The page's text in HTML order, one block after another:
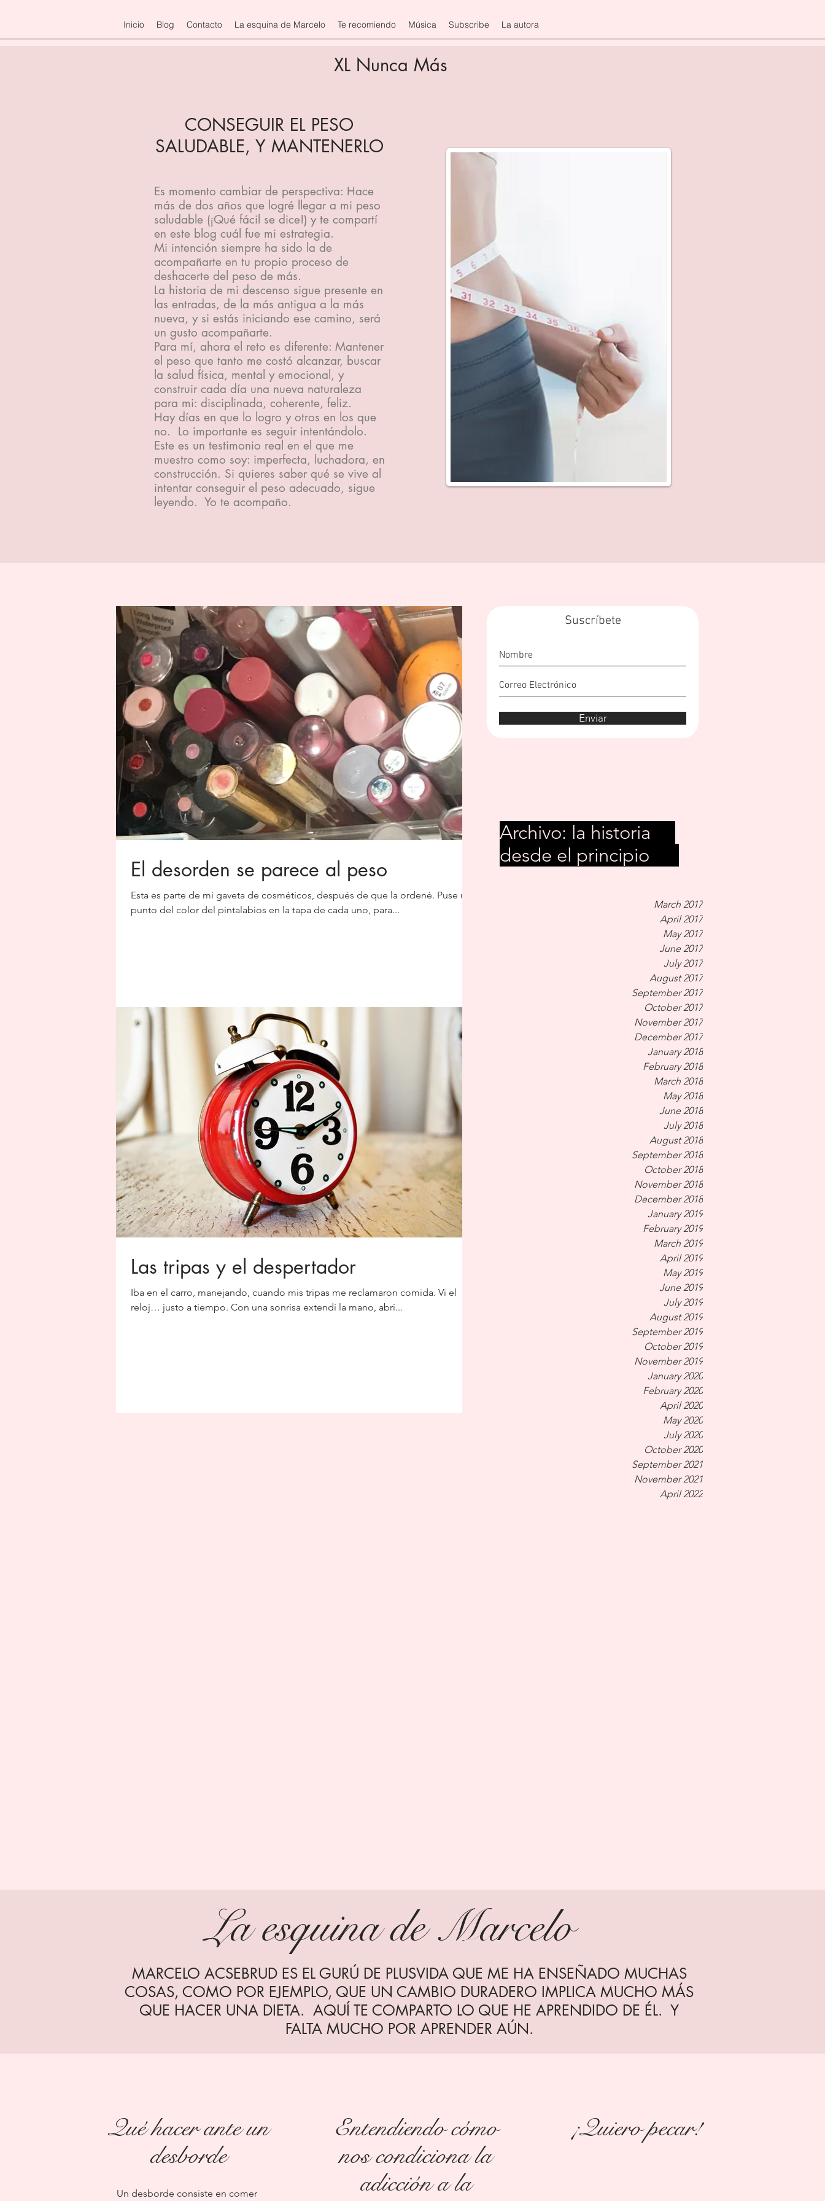
Inicio Blog Contacto La esquina de Marcelo Te recomiendo Música Subscribe La autora
XL Nunca Más
CONSEGUIR EL PESO
SALUDABLE, Y MANTENERLO
Es momento cambiar de perspectiva: Hace
más de dos años que logré llegar a mi peso
saludable (¡Qué fácil se dice!) y te compartí
en este blog cuál fue mi estrategia.
Mi intención siempre ha sido la de
acompañarte en tu propio proceso de
deshacerte del peso de más.
La historia de mi descenso sigue presente en
las entradas, de la más antigua a la más
nueva, y si estás iniciando ese camino, será
un gusto acompañarte.
Para mí, ahora el reto es diferente: Mantener
el peso que tanto me costó alcanzar, buscar
la salud física, mental y emocional, y
construir cada día una nueva naturaleza
para mi: disciplinada, coherente, feliz.
Hay días en que lo logro y otros en los que
no. Lo importante es seguir intentándolo.
Este es un testimonio real en el que me
muestro como soy: imperfecta, luchadora, en
construcción. Si quieres saber qué se vive al
intentar conseguir el peso adecuado, sigue
leyendo. Yo te acompaño.
Suscríbete
Enviar
Archivo: la historia
desde el principio
March 2017
April 2017
May 2017
June 2017
July 2017
August 2017
September 2017
October 2017
November 2017
December 2017
January 2018
February 2018
March 2018
May 2018
June 2018
July 2018
August 2018
September 2018
October 2018
November 2018
December 2018
January 2019
February 2019
March 2019
April 2019
May 2019
June 2019
July 2019
August 2019
September 2019
October 2019
November 2019
January 2020
February 2020
April 2020
May 2020
July 2020
October 2020
September 2021
November 2021
April 2022
El desorden se parece al peso
Esta es parte de mi gaveta de cosméticos, después de que la ordené. Puse un
punto del color del pintalabios en la tapa de cada uno, para...
Las tripas y el despertador
Iba en el carro, manejando, cuando mis tripas me reclamaron comida. Vi el
reloj… justo a tiempo. Con una sonrisa extendí la mano, abrí...
La esquina de Marcelo
MARCELO ACSEBRUD ES EL GURÚ DE PLUSVIDA QUE ME HA ENSEÑADO MUCHAS
COSAS, COMO POR EJEMPLO, QUE UN CAMBIO DURADERO IMPLICA MUCHO MÁS
QUE HACER UNA DIETA. AQUÍ TE COMPARTO LO QUE HE APRENDIDO DE ÉL. Y
FALTA MUCHO POR APRENDER AÚN.
Qué hacer ante un
desborde
Un desborde consiste en comer
Entendiendo cómo
nos condiciona la
adicción a la
¡Quiero pecar!